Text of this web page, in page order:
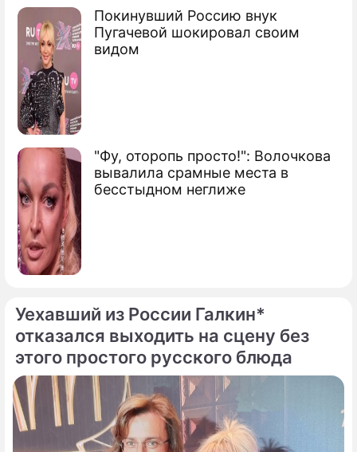
Покинувший Россию внук
Пугачевой шокировал своим
видом
"Фу, оторопь просто!": Волочкова
вывалила срамные места в
бесстыдном неглиже
По теме
Продолжение: "Очень
противная штучка":
оправившийся от коронавируса
Башмет о своем состоянии
Уехавший из России Галкин*
отказался выходить на сцену без
этого простого русского блюда